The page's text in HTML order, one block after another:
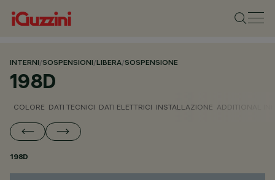
INTERNI/SOSPENSIONI/LIBERA/SOSPENSIONE
198D
COLORE DATI TECNICI DATI ELETTRICI INSTALLAZIONE ADDITIONAL
198D